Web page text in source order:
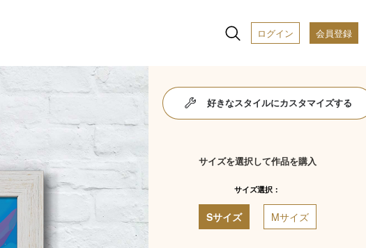
ログイン 会員登録
好きなスタイルにカスタマイズする
サイズを選択して作品を購入
サイズ選択：
Sサイズ Mサイズ